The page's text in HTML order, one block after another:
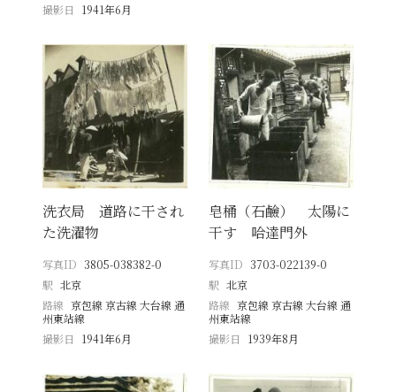
撮影日
1941年6月
洗衣局 道路に干され
た洗濯物
写真ID 3805-038382-0
駅 北京
路線 京包線 京古線 大台線 通
州東站線
撮影日
1941年6月
皂桶（石鹼） 太陽に
干す 哈達門外
写真ID 3703-022139-0
駅 北京
路線 京包線 京古線 大台線 通
州東站線
撮影日
1939年8月